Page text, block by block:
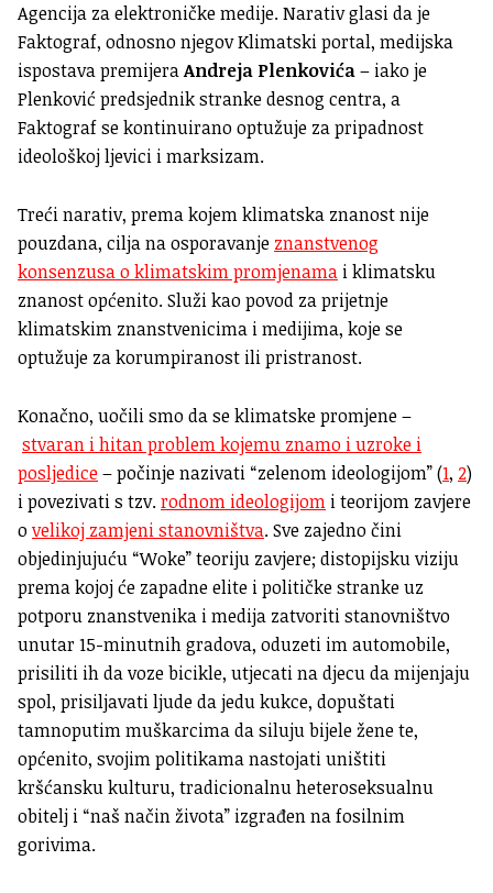
Agencija za elektroničke medije. Narativ glasi da je
Faktograf, odnosno njegov Klimatski portal, medijska
ispostava premijeraAndreja Plenkovića– iako je
Plenković predsjednik stranke desnog centra, a
Faktograf se kontinuirano optužuje za pripadnost
ideološkoj ljevici i marksizam.
Treći narativ, prema kojem klimatska znanost nije
pouzdana, cilja na osporavanje znanstvenog
konsenzusa o klimatskim promjenama i klimatsku
znanost općenito. Služi kao povod za prijetnje
klimatskim znanstvenicima i medijima, koje se
optužuje za korumpiranost ili pristranost.
Konačno, uočili smo da se klimatske promjene –
stvaran i hitan problem kojemu znamo i uzroke i
posljedice– počinje nazivati “zelenom ideologijom” (1, 2)
i povezivati s tzv.rodnom ideologijom i teorijom zavjere
ovelikoj zamjeni stanovništva. Sve zajedno čini
objedinjujuću “Woke” teoriju zavjere; distopijsku viziju
prema kojoj će zapadne elite i političke stranke uz
potporu znanstvenika i medija zatvoriti stanovništvo
unutar 15-minutnih gradova, oduzeti im automobile,
prisiliti ih da voze bicikle, utjecati na djecu da mijenjaju
spol, prisiljavati ljude da jedu kukce, dopuštati
tamnoputim muškarcima da siluju bijele žene te,
općenito, svojim politikama nastojati uništiti
kršćansku kulturu, tradicionalnu heteroseksualnu
obitelj i “naš način života” izgrađen na fosilnim
gorivima.